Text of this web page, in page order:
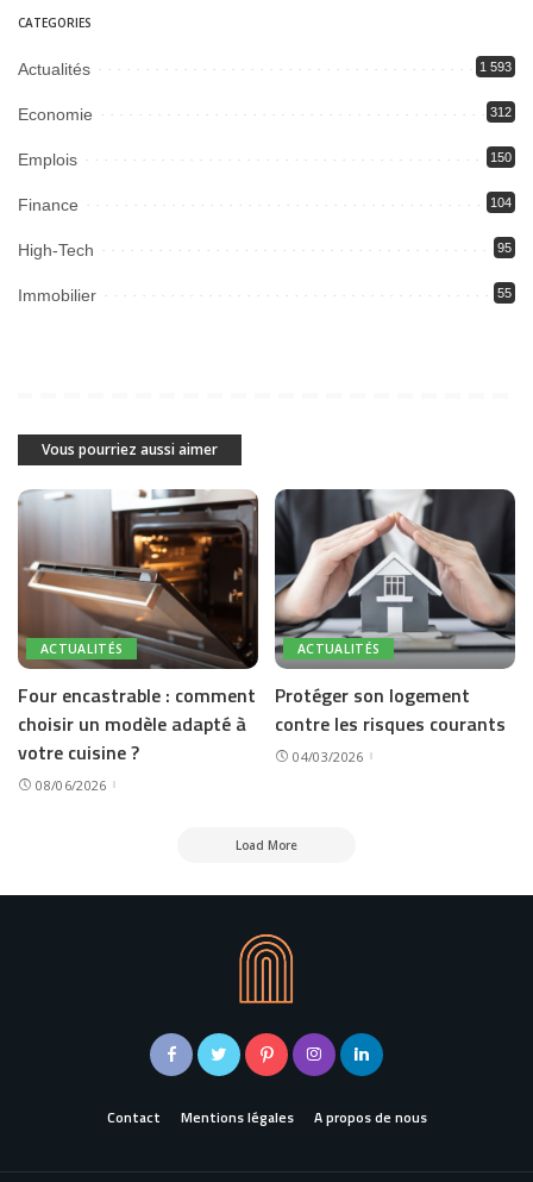
CATEGORIES
Actualités 1 593
Economie 312
Emplois 150
Finance 104
High-Tech 95
Immobilier 55
Vous pourriez aussi aimer
ACTUALITÉS
Four encastrable : comment
choisir un modèle adapté à
votre cuisine ?
08/06/2026
ACTUALITÉS
Protéger son logement
contre les risques courants
04/03/2026
Load More
Contact Mentions légales A propos de nous